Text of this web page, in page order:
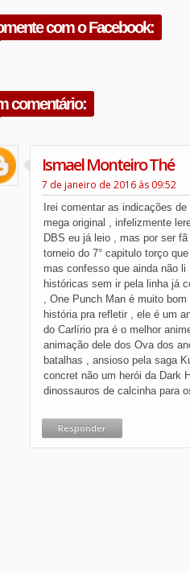
com o Facebook:
comentário:
Ismael Monteiro Thé
7 de janeiro de 2016 às 09:52
Irei comentar as indicações
mega original , infelizmente
DBS eu já leio , mas por ser
torneio do 7° capitulo torço
mas confesso que ainda não
históricas sem ir pela linha já
, One Punch Man é muito
história pra refletir , ele é um
do Carlírio pra é o melhor
animação dele dos Ova dos
batalhas , ansioso pela saga
concret não um herói da Dark
dinossauros de calcinha para
Responder